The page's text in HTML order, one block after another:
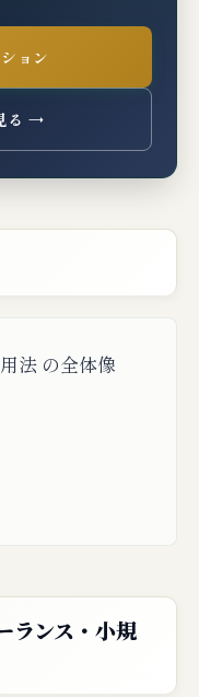
ョン
る →
法 の全体像
ランス・小規